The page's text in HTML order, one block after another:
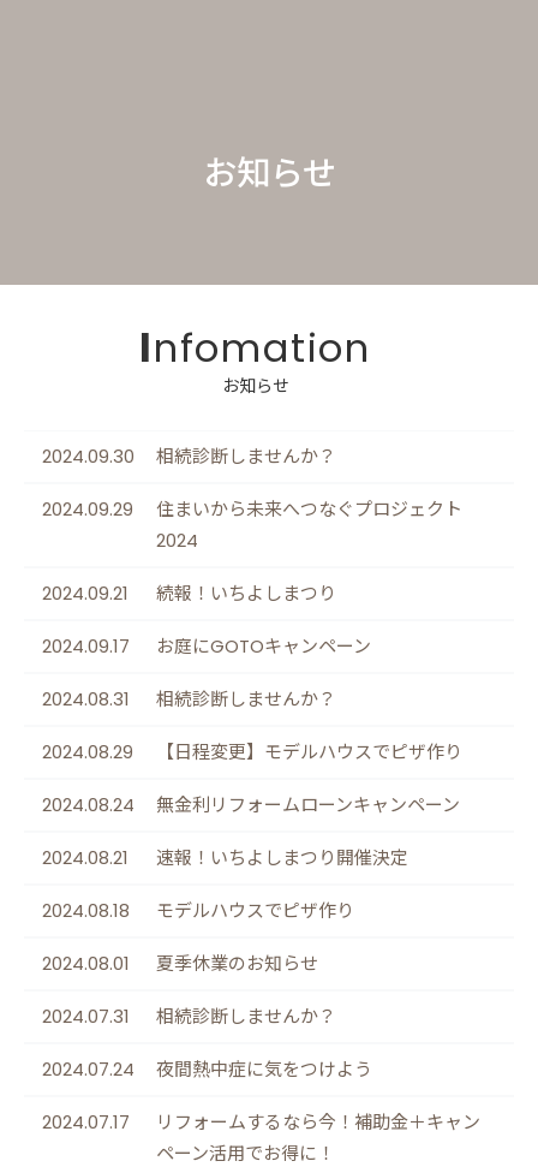
お知らせ
Infomation
2024.09.30 相続診断しませんか？
2024.09.29
住まいから未来へつなぐプロジェクト
2024
2024.09.21 続報！いちよしまつり
2024.09.17 お庭にGOTOキャンペーン
2024.08.31 相続診断しませんか？
2024.08.29 【日程変更】モデルハウスでピザ作り
2024.08.24 無金利リフォームローンキャンペーン
2024.08.21 速報！いちよしまつり開催決定
2024.08.18 モデルハウスでピザ作り
2024.08.01 夏季休業のお知らせ
2024.07.31 相続診断しませんか？
2024.07.24 夜間熱中症に気をつけよう
2024.07.17
リフォームするなら今！補助金＋キャン
ペーン活用でお得に！